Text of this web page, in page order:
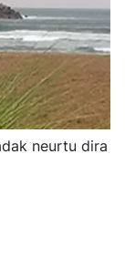
neurtu dira